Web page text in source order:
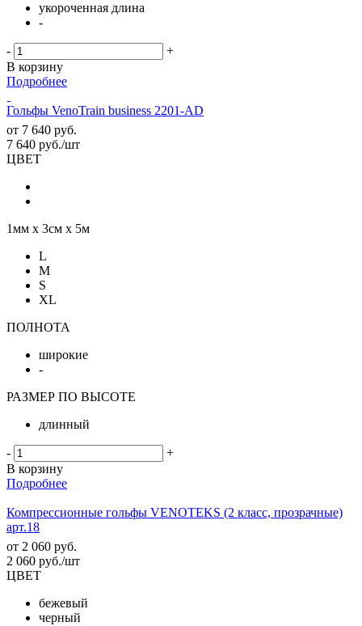
укороченная длина
-
-
+
В корзину
Подробнее
Гольфы VenoTrain business 2201-AD
от 7 640 руб.
7 640 руб./шт
ЦВЕТ
1мм х 3см х 5м
L
M
S
XL
ПОЛНОТА
широкие
-
РАЗМЕР ПО ВЫСОТЕ
длинный
-
+
В корзину
Подробнее
Компрессионные гольфы VENOTEKS (2 класс, прозрачные)
арт.18
от 2 060 руб.
2 060 руб./шт
ЦВЕТ
бежевый
черный